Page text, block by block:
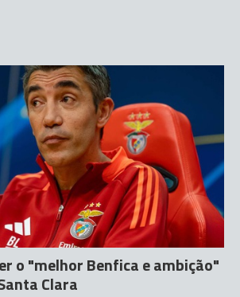
o "melhor Benfica e ambição"
Clara